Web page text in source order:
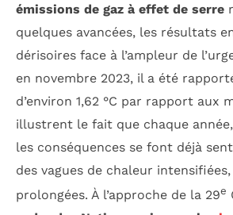
émissions de gaz à effet de serre
quelques avancées, les résultats
dérisoires face à l’ampleur de
en novembre 2023, il a été
d’environ 1,62 °C par rapport aux
illustrent le fait que chaque
les conséquences se font déjà
des vagues de chaleur
prolongées. À l’approche de la 29e